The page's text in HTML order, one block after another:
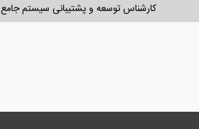
کارشناس توسعه و پشتیبانی سیستم جامع